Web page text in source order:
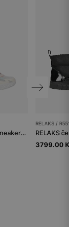
Pastelové dívčí sneakers se zapínáním na otočné kolečko BARTEK 87018-17
RELAKS /
3799.00